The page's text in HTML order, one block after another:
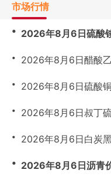
市场行情
・ 2026年8月6日硫酸
・ 2026年8月6日醋酸
・ 2026年8月6日硫酸
・ 2026年8月6日叔丁
・ 2026年8月6日白炭
・ 2026年8月6日沥青